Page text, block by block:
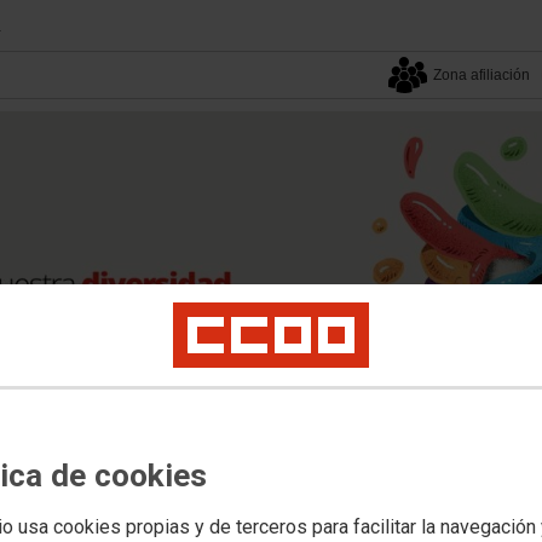
de cookies
usa cookies propias y de terceros para facilitar la navegación
Zona afiliación
Tu sindicato Tu sector